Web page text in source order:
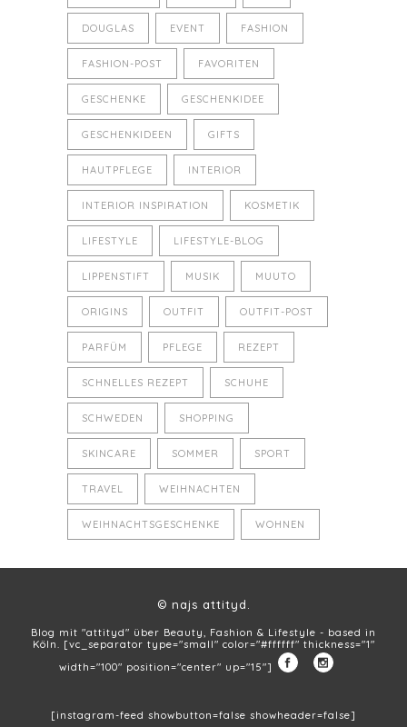
DOUGLAS EVENT FASHION
FASHION-POST FAVORITEN
GESCHENKE GESCHENKIDEE
GESCHENKIDEEN GIFTS
HAUTPFLEGE INTERIOR
INTERIOR INSPIRATION KOSMETIK
LIFESTYLE LIFESTYLE-BLOG
LIPPENSTIFT MUSIK MUUTO
ORIGINS OUTFIT OUTFIT-POST
PARFÜM PFLEGE REZEPT
SCHNELLES REZEPT SCHUHE
SCHWEDEN SHOPPING
SKINCARE SOMMER SPORT
TRAVEL WEIHNACHTEN
WEIHNACHTSGESCHENKE WOHNEN
© najs attityd.
Blog mit "attityd" über Beauty, Fashion & Lifestyle - based in
Köln. [vc_separator type="small" color="#ffffff" thickness="1"
width="100" position="center" up="15"]
[instagram-feed showbutton=false showheader=false]